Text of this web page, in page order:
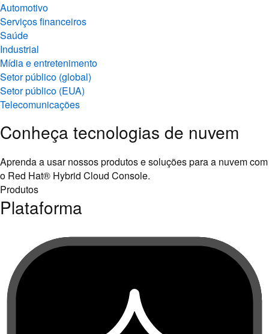
Automotivo
Serviços financeiros
Saúde
Industrial
Mídia e entretenimento
Setor público (global)
Setor público (EUA)
Telecomunicações
Conheça tecnologias de nuvem
Aprenda a usar nossos produtos e soluções para a nuvem com
o Red Hat® Hybrid Cloud Console.
Produtos
Plataforma